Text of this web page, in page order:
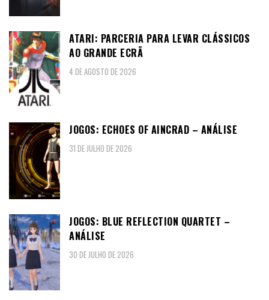
ATARI: PARCERIA PARA LEVAR CLÁSSICOS
AO GRANDE ECRÃ
4 DE AGOSTO DE 2026
JOGOS: ECHOES OF AINCRAD – ANÁLISE
31 DE JULHO DE 2026
JOGOS: BLUE REFLECTION QUARTET –
ANÁLISE
30 DE JULHO DE 2026